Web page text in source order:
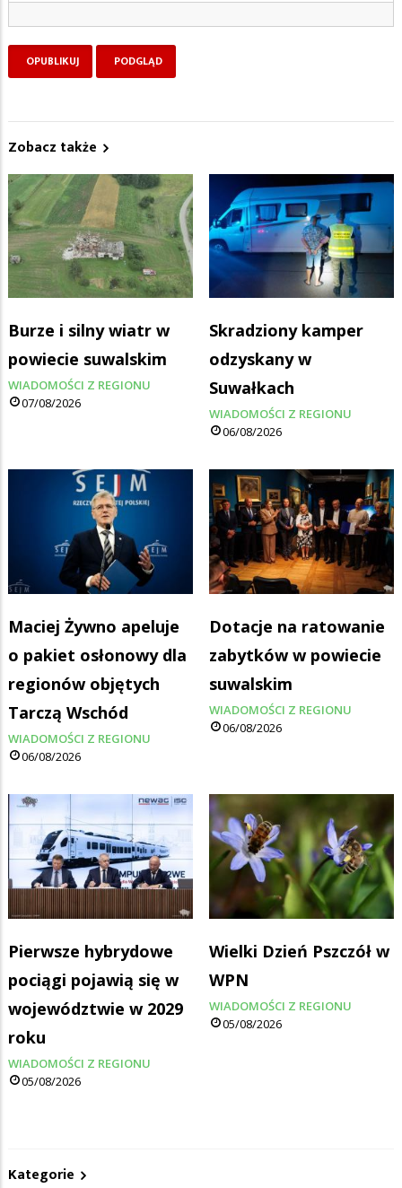
Zobacz także
Burze i silny wiatr w
powiecie suwalskim
WIADOMOŚCI Z REGIONU
07/08/2026
Skradziony kamper
odzyskany w
Suwałkach
WIADOMOŚCI Z REGIONU
06/08/2026
Maciej Żywno apeluje
o pakiet osłonowy dla
regionów objętych
Tarczą Wschód
WIADOMOŚCI Z REGIONU
06/08/2026
Dotacje na ratowanie
zabytków w powiecie
suwalskim
WIADOMOŚCI Z REGIONU
06/08/2026
Pierwsze hybrydowe
pociągi pojawią się w
województwie w 2029
roku
WIADOMOŚCI Z REGIONU
05/08/2026
Wielki Dzień Pszczół w
WPN
WIADOMOŚCI Z REGIONU
05/08/2026
Kategorie